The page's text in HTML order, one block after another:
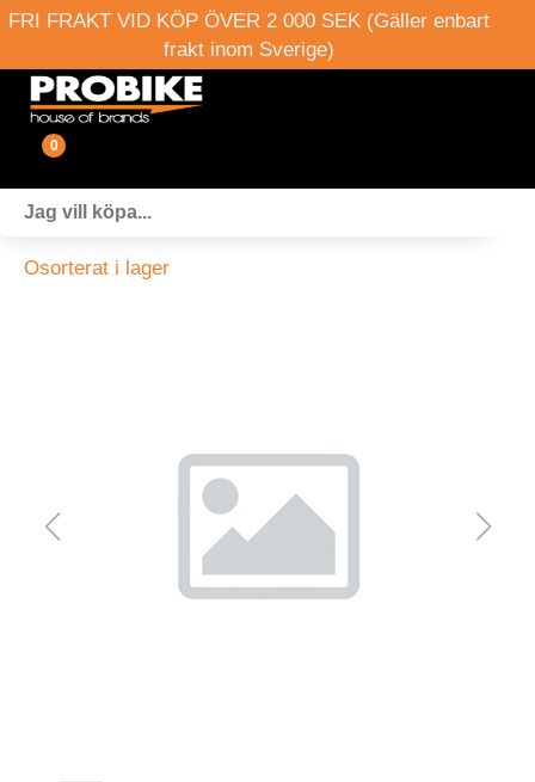
FRI FRAKT VID KÖP ÖVER 2 000 SEK (Gäller enbart
frakt inom Sverige)
0
Om oss
Osorterat i lager